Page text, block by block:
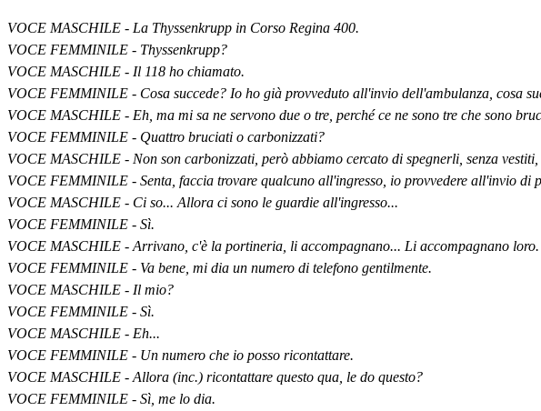
VOCE MASCHILE - La Thyssenkrupp in Corso Regina 400.
VOCE FEMMINILE - Thyssenkrupp?
VOCE MASCHILE - Il 118 ho chiamato.
VOCE FEMMINILE - Cosa succede? Io ho già provveduto all'invio dell'ambulanza, cosa
VOCE MASCHILE - Eh, ma mi sa ne servono due o tre, perché ce ne sono tre che sono
VOCE FEMMINILE - Quattro bruciati o carbonizzati?
VOCE MASCHILE - Non son carbonizzati, però abbiamo cercato di spegnerli, senza vestiti,
VOCE FEMMINILE - Senta, faccia trovare qualcuno all'ingresso, io provvedere all'invio di
VOCE MASCHILE - Ci so... Allora ci sono le guardie all'ingresso...
VOCE FEMMINILE - Sì.
VOCE MASCHILE - Arrivano, c'è la portineria, li accompagnano... Li accompagnano loro.
VOCE FEMMINILE - Va bene, mi dia un numero di telefono gentilmente.
VOCE MASCHILE - Il mio?
VOCE FEMMINILE - Sì.
VOCE MASCHILE - Eh...
VOCE FEMMINILE - Un numero che io posso ricontattare.
VOCE MASCHILE - Allora (inc.) ricontattare questo qua, le do questo?
VOCE FEMMINILE - Sì, me lo dia.